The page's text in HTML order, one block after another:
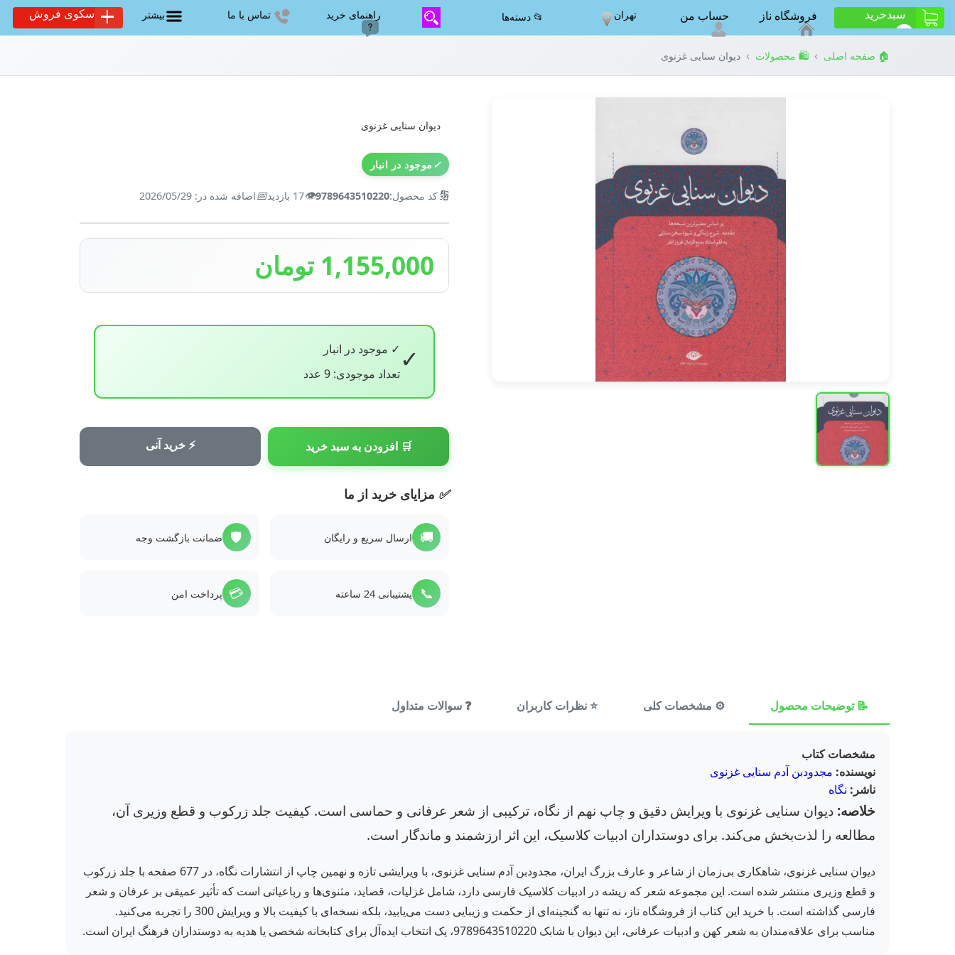
سبد‌خرید فروشگاه ناز حساب من تهران 📂 دسته‌ها راهنمای خرید تماس با ما بیشتر سکوی فروش
🏠 صفحه اصلی › 🛍️ محصولات › دیوان سنایی غزنوی
دیوان سنایی غزنوی
✓ موجود در انبار
🔢کد محصول:9789643510220
👁️17 بازدید 📅اضافه شده در: 2026/05/29
1,155,000 تومان
✓ ✓ موجود در انبار
تعداد موجودی: 9 عدد
🛒 افزودن به سبد خرید ⚡ خرید آنی
✅ مزایای خرید از ما
🚚 ارسال سریع و رایگان 🛡️ ضمانت بازگشت وجه
📞 پشتیبانی 24 ساعته 💳 پرداخت امن
📝 توضیحات محصول ⚙️ مشخصات کلی ⭐ نظرات کاربران ❓ سوالات متداول
مشخصات کتاب
نویسنده: مجدودبن آدم سنایی غزنوی
ناشر: نگاه
خلاصه: دیوان سنایی غزنوی با ویرایش دقیق و چاپ نهم از نگاه، ترکیبی از شعر عرفانی و حماسی است. کیفیت جلد زرکوب و قطع وزیری آن،
مطالعه را لذت‌بخش می‌کند. برای دوستداران ادبیات کلاسیک، این اثر ارزشمند و ماندگار است.
دیوان سنایی غزنوی، شاهکاری بی‌زمان از شاعر و عارف بزرگ ایران، مجدودبن آدم سنایی غزنوی، با ویرایشی تازه و نهمین چاپ از انتشارات نگاه، در 677 صفحه با جلد زرکوب
و قطع وزیری منتشر شده است. این مجموعه شعر که ریشه در ادبیات کلاسیک فارسی دارد، شامل غزلیات، قصاید، مثنوی‌ها و رباعیاتی است که تأثیر عمیقی بر عرفان و شعر
فارسی گذاشته است. با خرید این کتاب از فروشگاه ناز، نه تنها به گنجینه‌ای از حکمت و زیبایی دست می‌یابید، بلکه نسخه‌ای با کیفیت بالا و ویرایش 300 را تجربه می‌کنید.
مناسب برای علاقه‌مندان به شعر کهن و ادبیات عرفانی، این دیوان با شابک 9789643510220، یک انتخاب ایده‌آل برای کتابخانه شخصی یا هدیه به دوستداران فرهنگ ایران است.